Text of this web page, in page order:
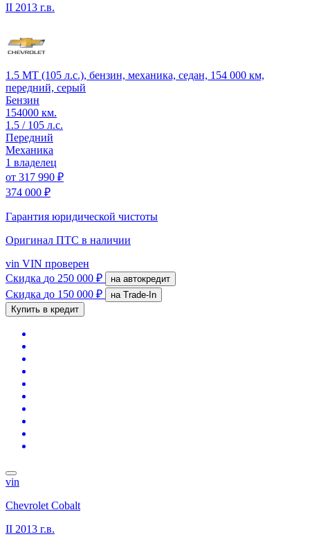
II 2013 г.в.
1.5 MT (105 л.с.), бензин, механика, седан, 154 000 км,
передний, серый
Бензин
154000 км.
1.5 / 105 л.с.
Передний
Механика
1 владелец
от 317 990 ₽
374 000 ₽
Гарантия юридической чистоты
Оригинал ПТС в наличии
vin VIN проверен
Скидка до 250 000 ₽ на автокредит
Скидка до 150 000 ₽
на Trade-In
Купить в кредит
vin
Chevrolet Cobalt
II 2013 г.в.